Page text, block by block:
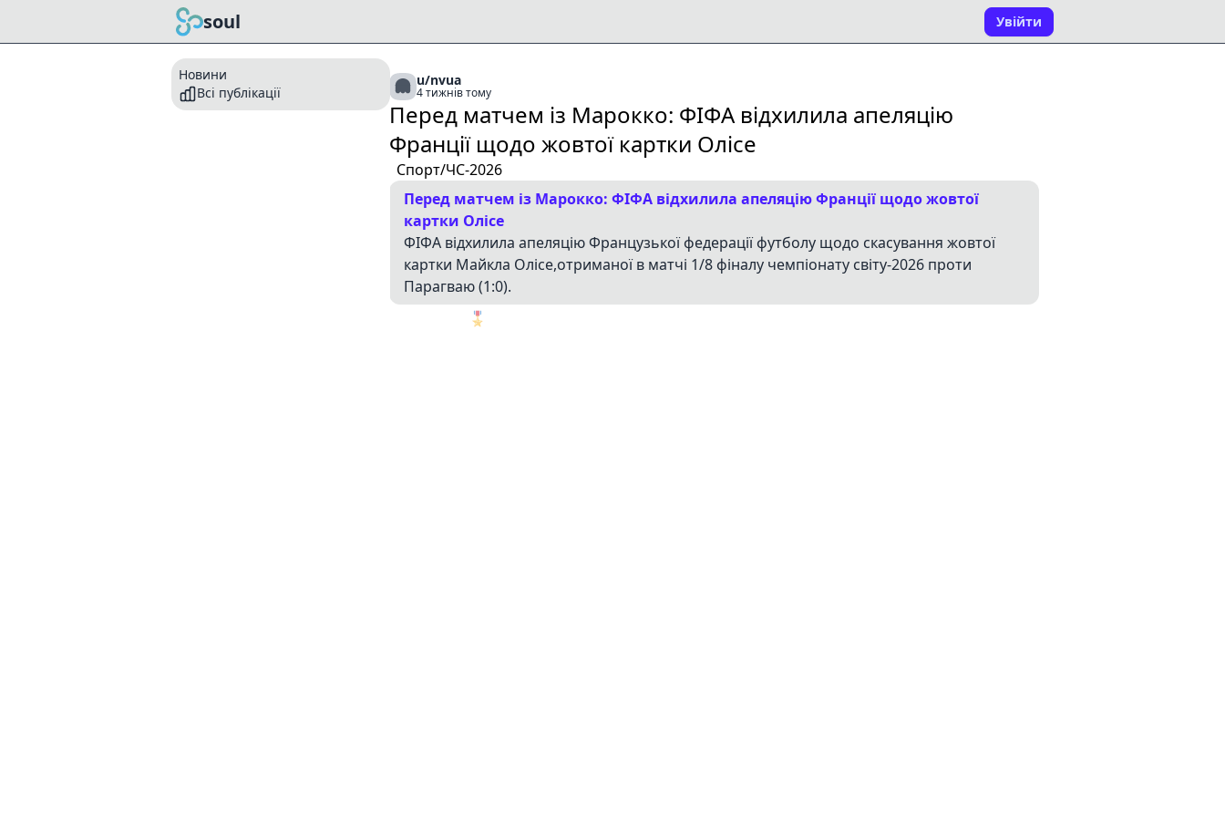
soul Увійти
Новини
Всі публікації
u/nvua
4 тижнів тому
Перед матчем із Марокко: ФІФА відхилила апеляцію
Франції щодо жовтої картки Олісе
Спорт/ЧС-2026
Перед матчем із Марокко: ФІФА відхилила апеляцію Франції щодо жовтої
картки Олісе
ФІФА відхилила апеляцію Французької федерації футболу щодо скасування жовтої
картки Майкла Олісе,отриманої в матчі 1/8 фіналу чемпіонату світу-2026 проти
Парагваю (1:0).
🎖️